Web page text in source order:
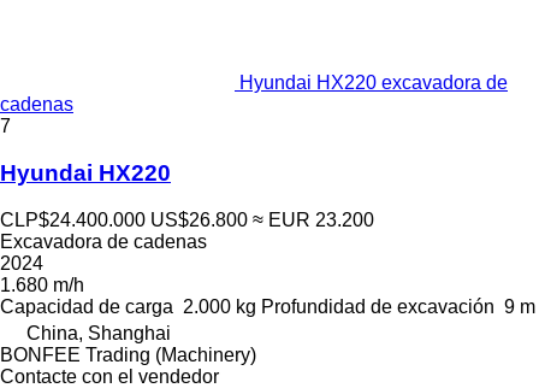
Hyundai HX220 excavadora de
cadenas
7
Hyundai HX220
CLP$24.400.000 US$26.800 ≈ EUR 23.200
Excavadora de cadenas
2024
1.680 m/h
Capacidad de carga 2.000 kg Profundidad de excavación 9 m
China, Shanghai
BONFEE Trading (Machinery)
Contacte con el vendedor